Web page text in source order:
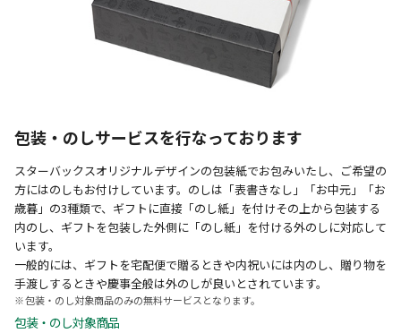
包装・のしサービスを行なっております
スターバックスオリジナルデザインの包装紙でお包みいたし、ご希望の
方にはのしもお付けしています。のしは「表書きなし」「お中元」「お
歳暮」の3種類で、ギフトに直接「のし紙」を付けその上から包装する
内のし、ギフトを包装した外側に「のし紙」を付ける外のしに対応して
います。
一般的には、ギフトを宅配便で贈るときや内祝いには内のし、贈り物を
手渡しするときや慶事全般は外のしが良いとされています。
包装・のし対象商品のみの無料サービスとなります。
包装・のし対象商品